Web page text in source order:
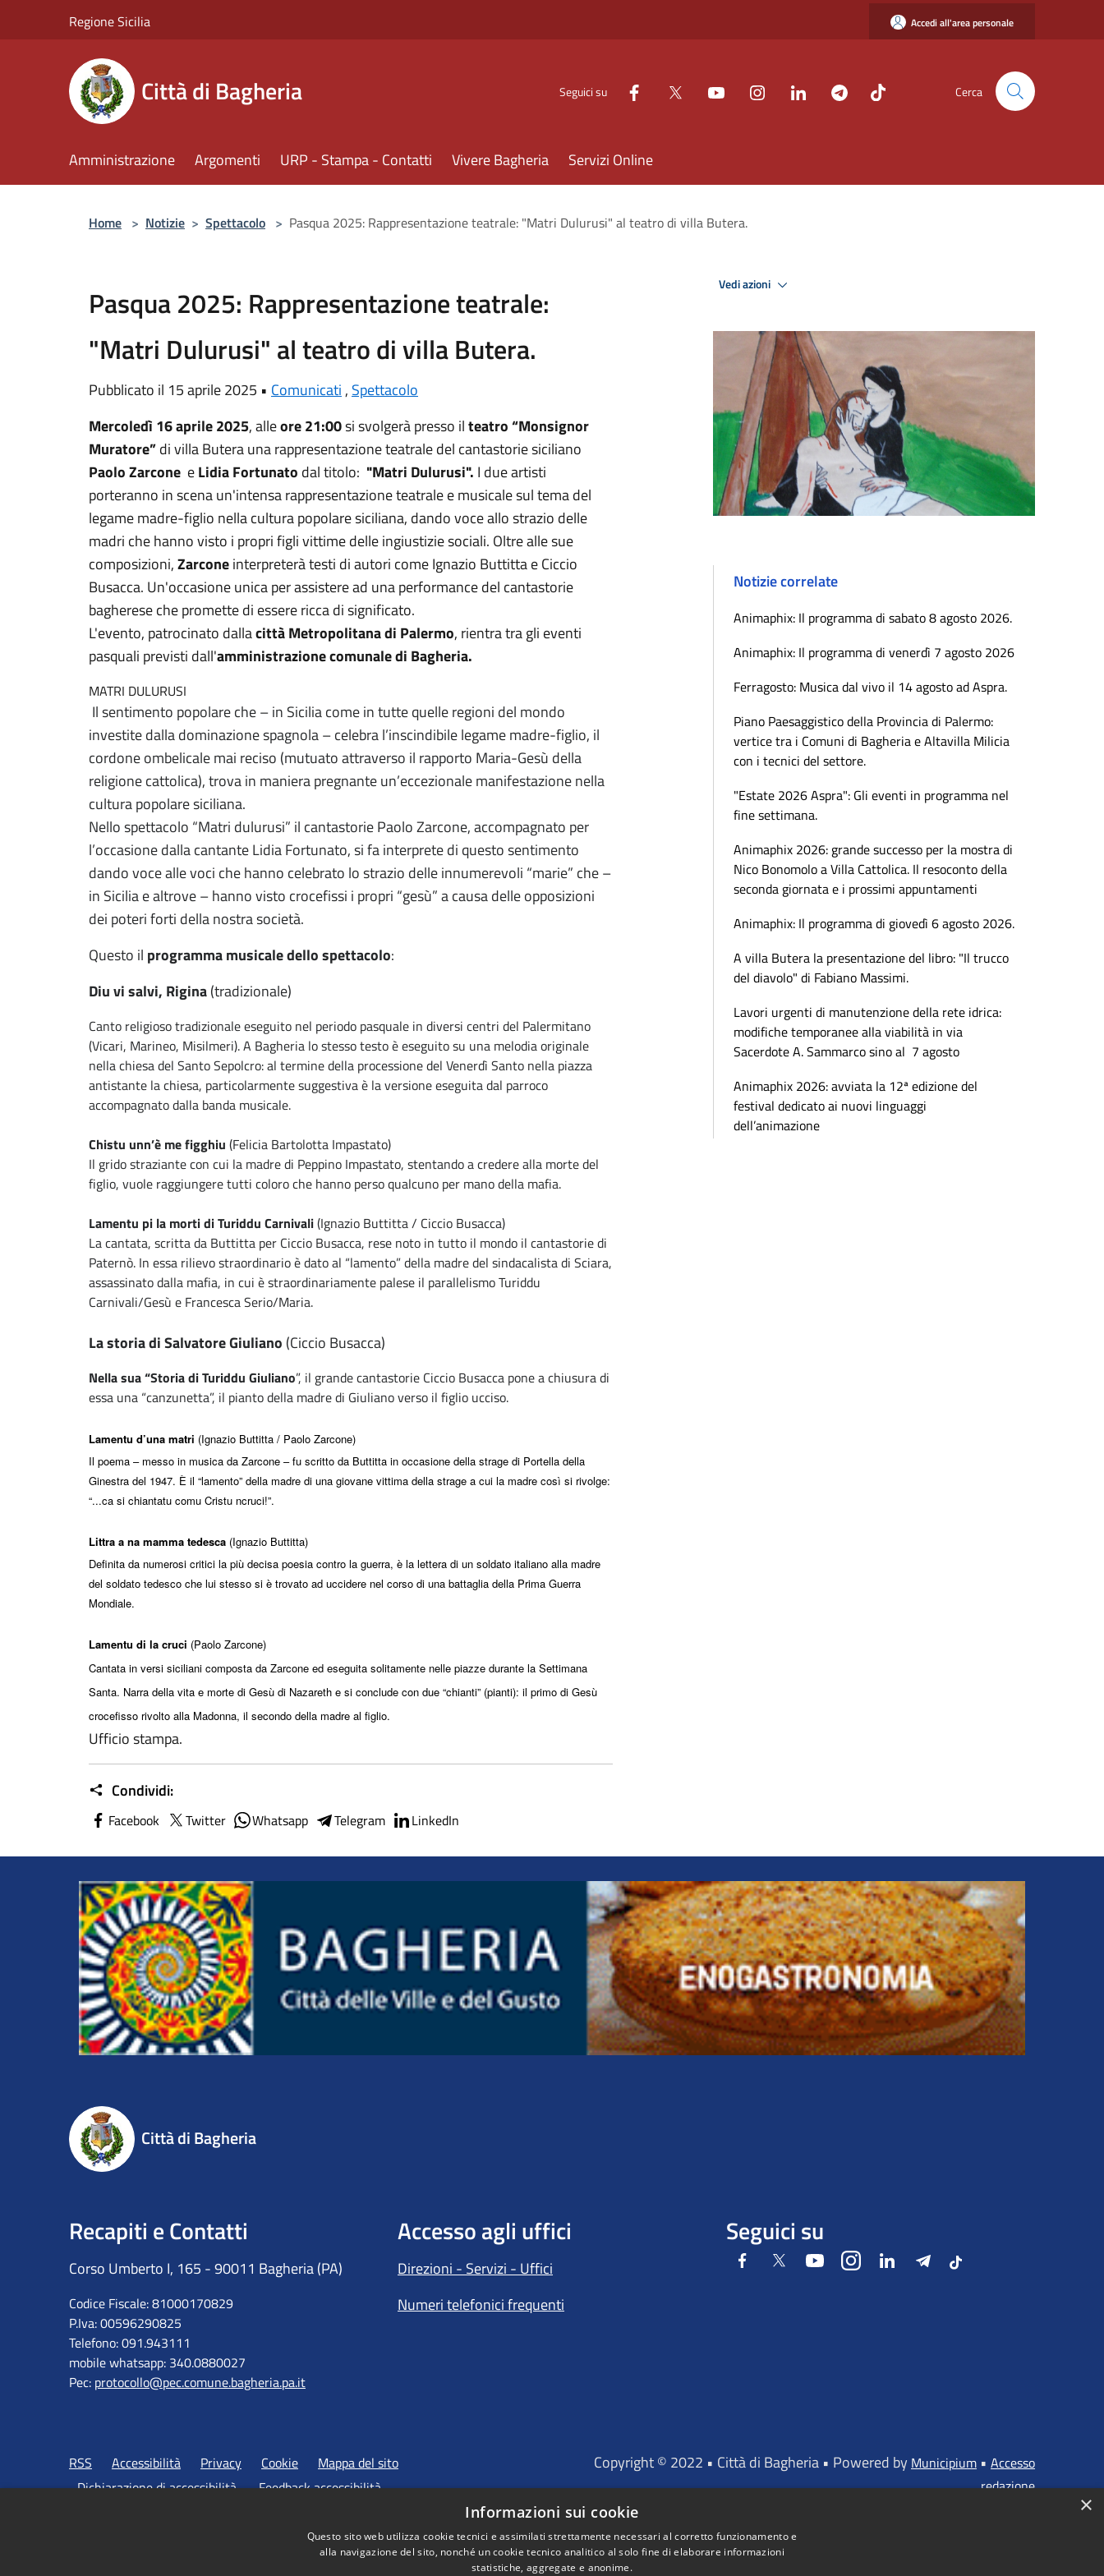
Regione Sicilia Accedi all'area personale
Città di Bagheria Seguici su Cerca
Amministrazione Argomenti URP - Stampa - Contatti Vivere Bagheria Servizi Online
Home > Notizie > Spettacolo > Pasqua 2025: Rappresentazione teatrale: "Matri Dulurusi" al teatro di villa Butera.
Pasqua 2025: Rappresentazione teatrale:
"Matri Dulurusi" al teatro di villa Butera.
Pubblicato il 15 aprile 2025 • Comunicati , Spettacolo
Mercoledì 16 aprile 2025, alleore 21:00si svolgerà presso ilteatro “Monsignor
Muratore”di villa Butera una rappresentazione teatrale del cantastorie siciliano
Paolo Zarcone eLidia Fortunato dal titolo: "Matri Dulurusi". I due artisti
porteranno in scena un'intensa rappresentazione teatrale e musicale sul tema del
legame madre-figlio nella cultura popolare siciliana, dando voce allo strazio delle
madri che hanno visto i propri figli vittime delle ingiustizie sociali. Oltre alle sue
composizioni,Zarconeinterpreterà testi di autori come Ignazio Buttitta e Ciccio
Busacca. Un'occasione unica per assistere ad una performance del cantastorie
bagherese che promette di essere ricca di significato.
L'evento, patrocinato dallacittà Metropolitana di Palermo, rientra tra gli eventi
pasquali previsti dall'amministrazione comunale di Bagheria.
MATRI DULURUSI
Il sentimento popolare che – in Sicilia come in tutte quelle regioni del mondo
investite dalla dominazione spagnola – celebra l’inscindibile legame madre-figlio, il
cordone ombelicale mai reciso (mutuato attraverso il rapporto Maria-Gesù della
religione cattolica), trova in maniera pregnante un’eccezionale manifestazione nella
cultura popolare siciliana.
Nello spettacolo “Matri dulurusi” il cantastorie Paolo Zarcone, accompagnato per
l’occasione dalla cantante Lidia Fortunato, si fa interprete di questo sentimento
dando voce alle voci che hanno celebrato lo strazio delle innumerevoli “marie” che –
in Sicilia e altrove – hanno visto crocefissi i propri “gesù” a causa delle opposizioni
dei poteri forti della nostra società.
Questo il programma musicale dello spettacolo:
Diu vi salvi, Rigina(tradizionale)
Canto religioso tradizionale eseguito nel periodo pasquale in diversi centri del Palermitano
(Vicari, Marineo, Misilmeri). A Bagheria lo stesso testo è eseguito su una melodia originale
nella chiesa del Santo Sepolcro: al termine della processione del Venerdì Santo nella piazza
antistante la chiesa, particolarmente suggestiva è la versione eseguita dal parroco
accompagnato dalla banda musicale.
Chistu unn’è me figghiu (Felicia Bartolotta Impastato)
Il grido straziante con cui la madre di Peppino Impastato, stentando a credere alla morte del
figlio, vuole raggiungere tutti coloro che hanno perso qualcuno per mano della mafia.
Lamentu pi la morti di Turiddu Carnivali(Ignazio Buttitta / Ciccio Busacca)
La cantata, scritta da Buttitta per Ciccio Busacca, rese noto in tutto il mondo il cantastorie di
Paternò. In essa rilievo straordinario è dato al “lamento” della madre del sindacalista di Sciara,
assassinato dalla mafia, in cui è straordinariamente palese il parallelismo Turiddu
Carnivali/Gesù e Francesca Serio/Maria.
La storia di Salvatore Giuliano (Ciccio Busacca)
Nella sua “Storia di Turiddu Giuliano”, il grande cantastorie Ciccio Busacca pone a chiusura di
essa una “canzunetta”, il pianto della madre di Giuliano verso il figlio ucciso.
Lamentu d’una matri (Ignazio Buttitta / Paolo Zarcone)
Il poema – messo in musica da Zarcone – fu scritto da Buttitta in occasione della strage di Portella della
Ginestra del 1947. È il “lamento” della madre di una giovane vittima della strage a cui la madre così si rivolge:
“...ca si chiantatu comu Cristu ncruci!”.
Littra a na mamma tedesca (Ignazio Buttitta)
Definita da numerosi critici la più decisa poesia contro la guerra, è la lettera di un soldato italiano alla madre
del soldato tedesco che lui stesso si è trovato ad uccidere nel corso di una battaglia della Prima Guerra
Mondiale.
Lamentu di la cruci (Paolo Zarcone)
Cantata in versi siciliani composta da Zarcone ed eseguita solitamente nelle piazze durante la Settimana
Santa. Narra della vita e morte di Gesù di Nazareth e si conclude con due “chianti” (pianti): il primo di Gesù
crocefisso rivolto alla Madonna, il secondo della madre al figlio.
Ufficio stampa.
Condividi:
Facebook Twitter Whatsapp Telegram LinkedIn
Vedi azioni
Notizie correlate
Animaphix: Il programma di sabato 8 agosto 2026.
Animaphix: Il programma di venerdì 7 agosto 2026
Ferragosto: Musica dal vivo il 14 agosto ad Aspra.
Piano Paesaggistico della Provincia di Palermo:
vertice tra i Comuni di Bagheria e Altavilla Milicia
con i tecnici del settore.
"Estate 2026 Aspra": Gli eventi in programma nel
fine settimana.
Animaphix 2026: grande successo per la mostra di
Nico Bonomolo a Villa Cattolica. Il resoconto della
seconda giornata e i prossimi appuntamenti
Animaphix: Il programma di giovedì 6 agosto 2026.
A villa Butera la presentazione del libro: "Il trucco
del diavolo" di Fabiano Massimi.
Lavori urgenti di manutenzione della rete idrica:
modifiche temporanee alla viabilità in via
Sacerdote A. Sammarco sino al 7 agosto
Animaphix 2026: avviata la 12ª edizione del
festival dedicato ai nuovi linguaggi
dell’animazione
Città di Bagheria
Recapiti e Contatti
Corso Umberto I, 165 - 90011 Bagheria (PA)
Codice Fiscale: 81000170829
P.Iva: 00596290825
Telefono: 091.943111
mobile whatsapp: 340.0880027
Pec: protocollo@pec.comune.bagheria.pa.it
Accesso agli uffici
Direzioni - Servizi - Uffici
Numeri telefonici frequenti
Seguici su
FacebookTwitter YoutubeInstagramLinkedIn Telegram
Tiktok
RSS Accessibilità Privacy Cookie
Mappa del sito
Dichiarazione di accessibilità
Feedback accessibilità
Copyright © 2022 • Città di Bagheria • Powered by Municipium • Accesso
redazione
"Portale finanziato dall'UNIONE EUROPEA - FONDI STRUTTURALI
×
Informazioni sui cookie
Questo sito web utilizza cookie tecnici e assimilati strettamente necessari al corretto funzionamento e
alla navigazione del sito, nonché un cookie tecnico analitico al solo fine di elaborare informazioni
statistiche, aggregate e anonime.